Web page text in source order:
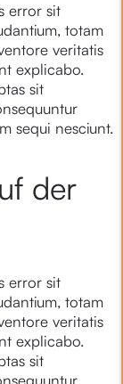
error sit
totam
veritatis
explicabo.
sit
sequi nesciunt.
der
error sit
totam
veritatis
explicabo.
sit